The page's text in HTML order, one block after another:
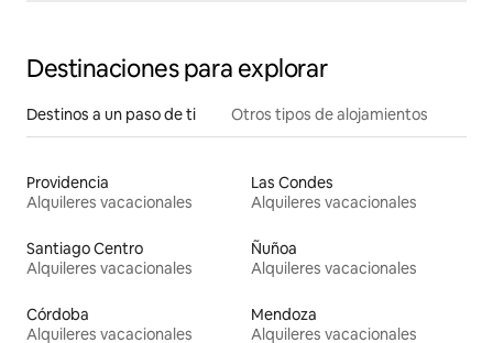
Destinaciones para explorar
Destinos a un paso de ti Otros tipos de alojamientos
Providencia
Alquileres vacacionales
Las Condes
Alquileres vacacionales
Santiago Centro
Alquileres vacacionales
Ñuñoa
Alquileres vacacionales
Córdoba
Alquileres vacacionales
Mendoza
Alquileres vacacionales